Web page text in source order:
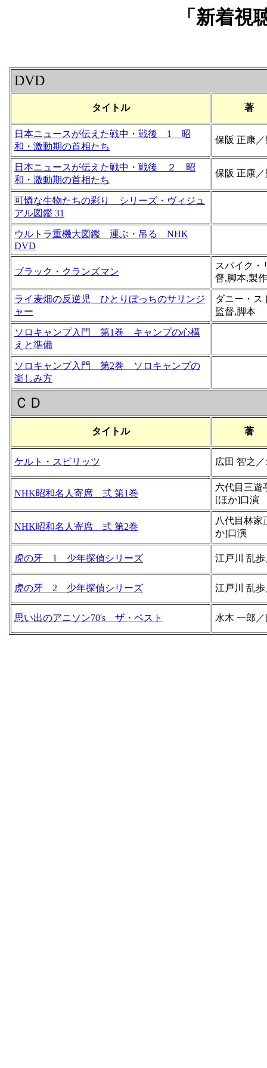
「新着視
DVD
タイトル 著
日本ニュースが伝えた戦中・戦後 1 昭
和・激動期の首相たち
保阪 正康
日本ニュースが伝えた戦中・戦後 ２ 昭
和・激動期の首相たち
保阪 正康
可憐な生物たちの彩り シリーズ・ヴィジュ
アル図鑑 31
ウルトラ重機大図鑑 運ぶ・吊る NHK
DVD
ブラック・クランズマン
スパイク・
督,脚本,製作
ライ麦畑の反逆児 ひとりぼっちのサリンジ
ャー
ダニー・ス
監督,脚本
ソロキャンプ入門 第1巻 キャンプの心構
えと準備
ソロキャンプ入門 第2巻 ソロキャンプの
楽しみ方
ＣＤ
タイトル 著
ケルト・スピリッツ 広田 智之
NHK昭和名人寄席 弍 第1巻
六代目三遊
[ほか]口演
NHK昭和名人寄席 弍 第2巻
八代目林家
か]口演
虎の牙 1 少年探偵シリーズ 江戸川 乱
虎の牙 2 少年探偵シリーズ 江戸川 乱
思い出のアニソン70's ザ・ベスト 水木 一郎